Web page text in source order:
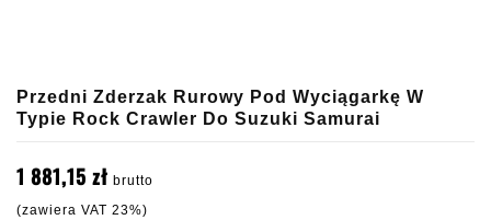
Przedni Zderzak Rurowy Pod Wyciągarkę W
Typie Rock Crawler Do Suzuki Samurai
1 881,15 zł brutto
(zawiera VAT 23%)